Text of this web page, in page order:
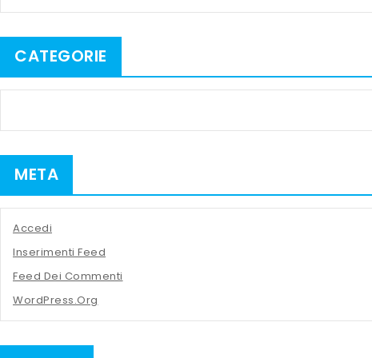
CATEGORIE
META
Accedi
Inserimenti Feed
Feed Dei Commenti
WordPress.org